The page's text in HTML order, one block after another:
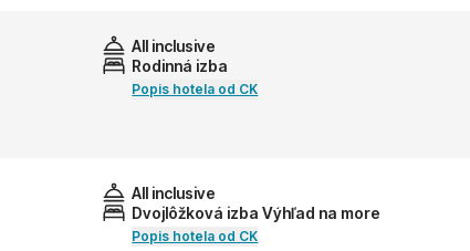
All inclusive
Rodinná izba
Popis hotela od CK
All inclusive
Dvojlôžková izba Výhľad na more
Popis hotela od CK